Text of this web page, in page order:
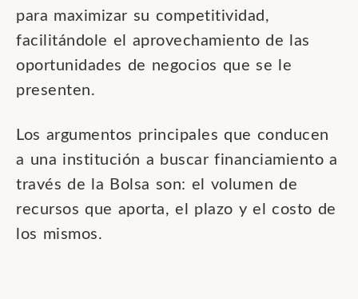
para maximizar su competitividad,
facilitándole el aprovechamiento de las
oportunidades de negocios que se le
presenten.
Los argumentos principales que conducen
a una institución a buscar financiamiento a
través de la Bolsa son: el volumen de
recursos que aporta, el plazo y el costo de
los mismos.